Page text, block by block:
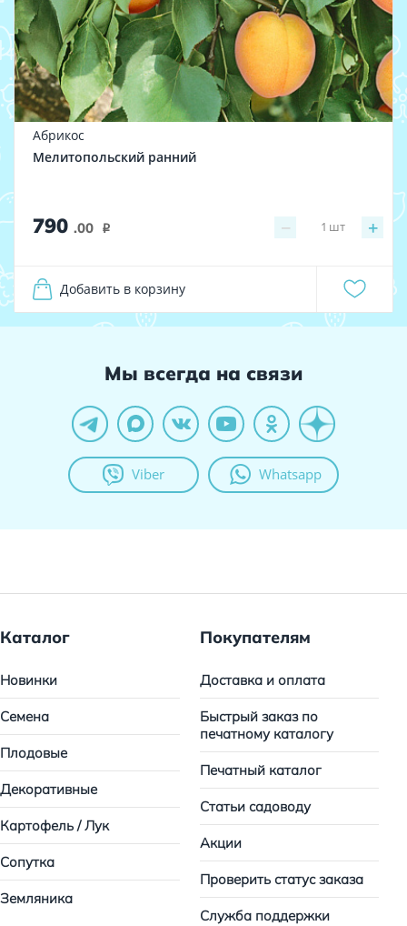
Абрикос
Мелитопольский ранний
790 .00 i − +
1 шт
Добавить в корзину
Мы всегда на связи
Viber Whatsapp
Каталог
Новинки
Семена
Плодовые
Декоративные
Картофель / Лук
Сопутка
Земляника
Покупателям
Доставка и оплата
Быстрый заказ по
печатному каталогу
Печатный каталог
Статьи садоводу
Акции
Проверить статус заказа
Служба поддержки